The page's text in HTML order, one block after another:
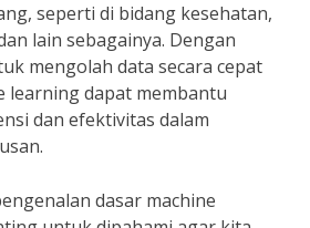
seperti di bidang kesehatan,
lain sebagainya. Dengan
mengolah data secara cepat
learning dapat membantu
dan efektivitas dalam
dasar machine